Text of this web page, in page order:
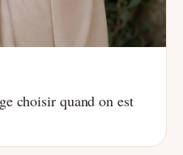
choisir quand on est